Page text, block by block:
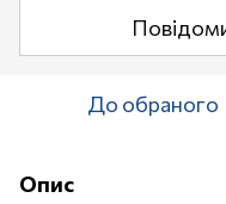
До обраного
Опис